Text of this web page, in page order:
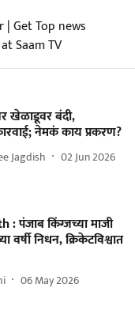
Get Top news
Saam TV
खेळाडूवर बंदी,
नेमकं काय प्रकरण?
Jagdish
02 Jun 2026
: पंजाब किंग्जच्या माजी
वर्षी निधन, क्रिकेटविश्वात
06 May 2026